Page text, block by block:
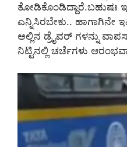
ತೋಡಿಕೊಂಡಿದ್ದಾರೆ.ಬಹುಷಃ
ಎನ್ನಿಸಿರಬೇಕು.. ಹಾಗಾಗಿನೇ
ಅಲ್ಲಿನ ಡ್ರೈವರ್‌ ಗಳನ್ನು
ನಿಟ್ಟಿನಲ್ಲಿ ಚರ್ಚೆಗಳು